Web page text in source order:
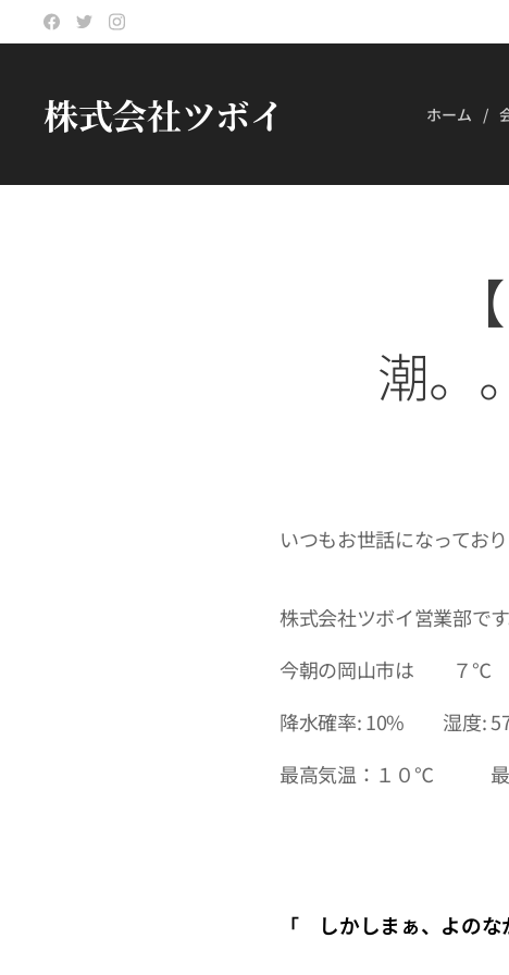
株式会社ツボイ ホーム
潮。
いつもお世話になっており
株式会社ツボイ営業部です
今朝の岡山市は ７℃
降水確率: 10% 湿度:
最高気温：１０℃ 最
「しかしまぁ、よのな